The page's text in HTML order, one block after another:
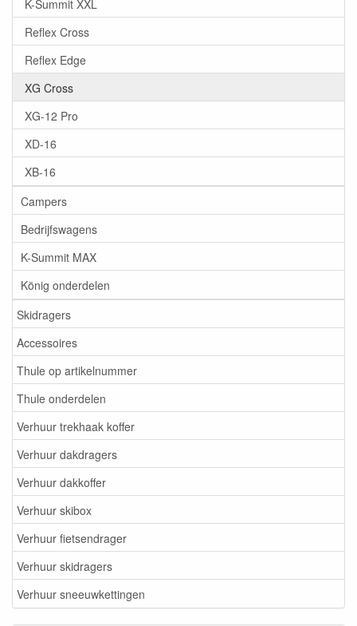
K-Summit XXL
Reflex Cross
Reflex Edge
XG Cross
XG-12 Pro
XD-16
XB-16
Campers
Bedrijfswagens
K-Summit MAX
König onderdelen
Skidragers
Accessoires
Thule op artikelnummer
Thule onderdelen
Verhuur trekhaak koffer
Verhuur dakdragers
Verhuur dakkoffer
Verhuur skibox
Verhuur fietsendrager
Verhuur skidragers
Verhuur sneeuwkettingen